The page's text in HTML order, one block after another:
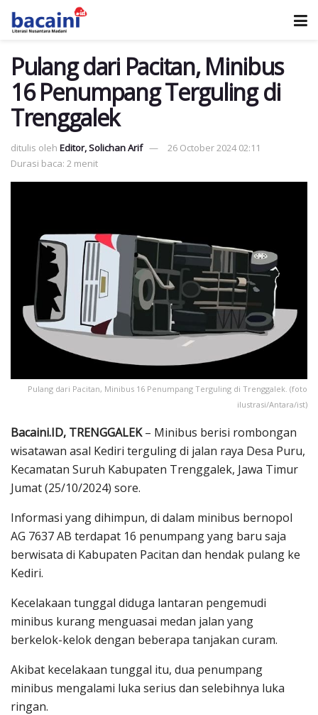
Pulang dari Pacitan, Minibus
16 Penumpang Terguling di
Trenggalek
ditulis oleh Editor, Solichan Arif
26 October 2024 02:11
Durasi baca: 2 menit
Pulang dari Pacitan, Minibus 16 Penumpang Terguling di Trenggalek. (foto
ilustrasi/Antara/ist)
Bacaini.ID, TRENGGALEK– Minibus berisi rombongan
wisatawan asal Kediri terguling di jalan raya Desa Puru,
Kecamatan Suruh Kabupaten Trenggalek, Jawa Timur
Jumat (25/10/2024) sore.
Informasi yang dihimpun, di dalam minibus bernopol
AG 7637 AB terdapat 16 penumpang yang baru saja
berwisata di Kabupaten Pacitan dan hendak pulang ke
Kediri.
Kecelakaan tunggal diduga lantaran pengemudi
minibus kurang menguasai medan jalan yang
berkelok-kelok dengan beberapa tanjakan curam.
Akibat kecelakaan tunggal itu, dua penumpang
minibus mengalami luka serius dan selebihnya luka
ringan.